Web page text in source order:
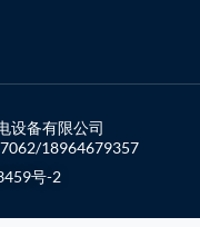
设备有限公司
18964679357
号-2